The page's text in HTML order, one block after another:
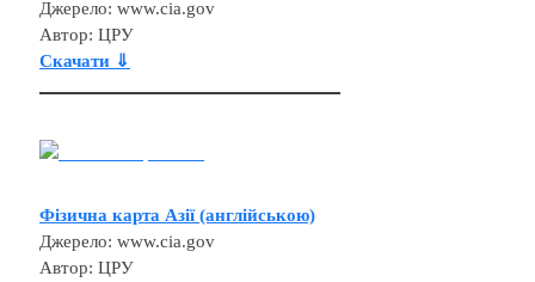
Джерело: www.cia.gov
Автор: ЦРУ
Скачати ⇓
Фізична карта Азії (англійською)
Джерело: www.cia.gov
Автор: ЦРУ